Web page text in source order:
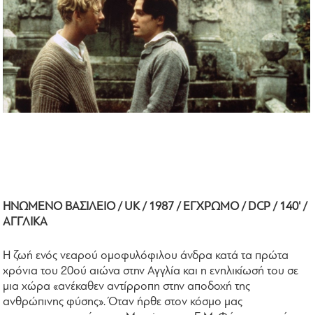
ΗΝΩΜΕΝΟ ΒΑΣΙΛΕΙΟ / UK / 1987 / ΕΓΧΡΩΜΟ / DCP / 140' /
ΑΓΓΛΙΚΑ
Η ζωή ενός νεαρού ομοφυλόφιλου άνδρα κατά τα πρώτα
χρόνια του 20ού αιώνα στην Αγγλία και η ενηλικίωσή του σε
μια χώρα «ανέκαθεν αντίρροπη στην αποδοχή της
ανθρώπινης φύσης». Όταν ήρθε στον κόσμο μας